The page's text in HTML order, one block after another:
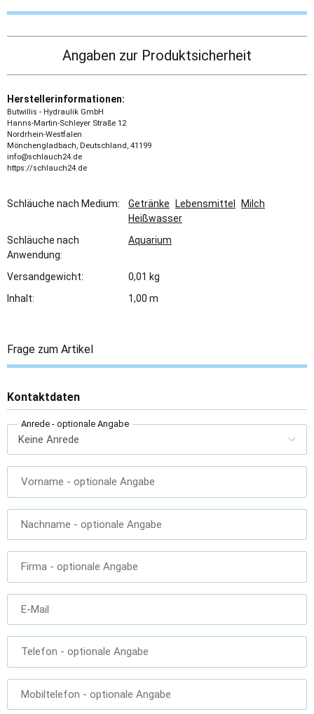
Angaben zur Produktsicherheit
Herstellerinformationen:
Butwillis - Hydraulik GmbH
Hanns-Martin-Schleyer Straße 12
Nordrhein-Westfalen
Mönchengladbach, Deutschland, 41199
info@schlauch24.de
https://schlauch24.de
Schläuche nach Medium: Getränke Lebensmittel Milch
Heißwasser
Schläuche nach
Anwendung:
Aquarium
Versandgewicht:
0,01 kg
Inhalt:
1,00 m
Frage zum Artikel
Kontaktdaten
Anrede - optionale Angabe
Vorname - optionale Angabe
Nachname - optionale Angabe
Firma - optionale Angabe
E-Mail
Telefon - optionale Angabe
Mobiltelefon - optionale Angabe